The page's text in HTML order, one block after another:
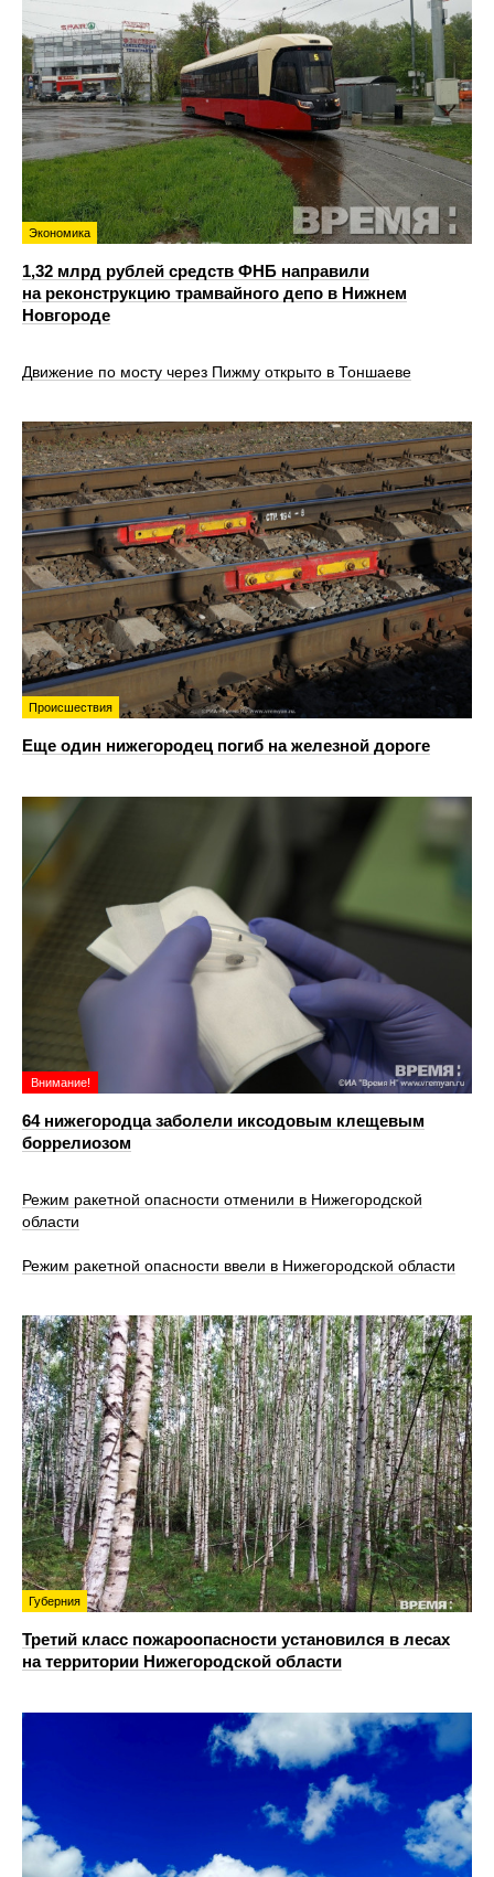
Экономика
1,32 млрд рублей средств ФНБ направили
на реконструкцию трамвайного депо в Нижнем
Новгороде
Движение по мосту через Пижму открыто в Тоншаеве
Происшествия
Еще один нижегородец погиб на железной дороге
Внимание!
64 нижегородца заболели иксодовым клещевым
боррелиозом
Режим ракетной опасности отменили в Нижегородской
области
Режим ракетной опасности ввели в Нижегородской области
Губерния
Третий класс пожароопасности установился в лесах
на территории Нижегородской области